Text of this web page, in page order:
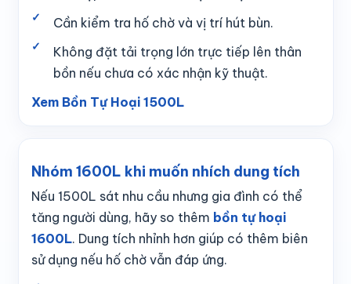
Cần kiểm tra hố chờ và vị trí hút bùn.
Không đặt tải trọng lớn trực tiếp lên thân
bồn nếu chưa có xác nhận kỹ thuật.
Xem Bồn Tự Hoại 1500L
Nhóm 1600L khi muốn nhích dung tích
Nếu 1500L sát nhu cầu nhưng gia đình có thể
tăng người dùng, hãy so thêm bồn tự hoại
1600L. Dung tích nhỉnh hơn giúp có thêm biên
sử dụng nếu hố chờ vẫn đáp ứng.